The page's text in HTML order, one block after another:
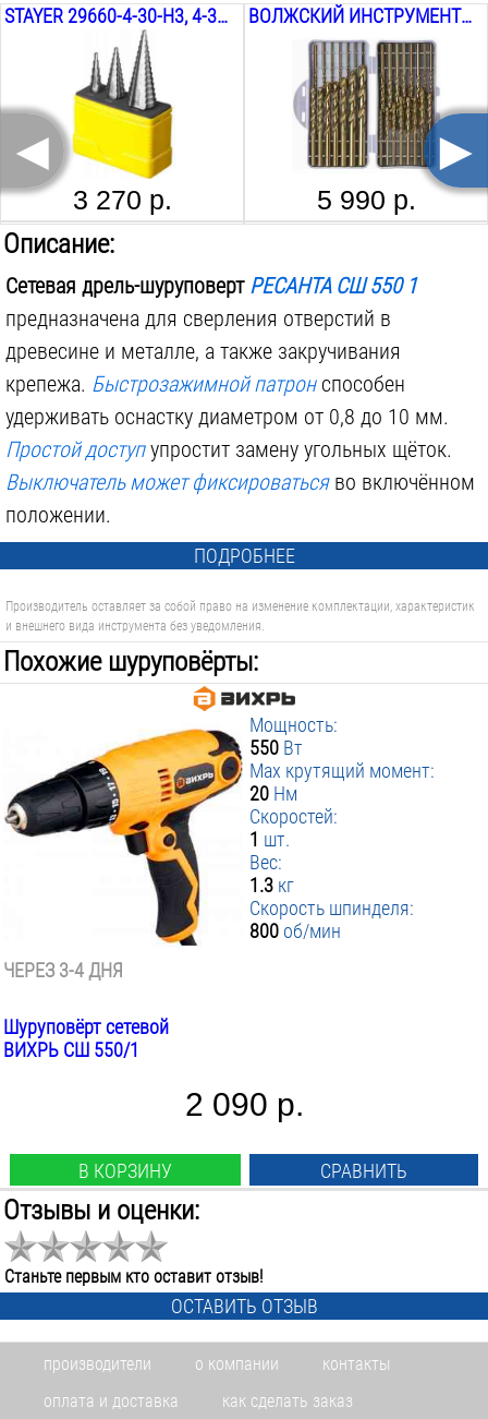
Ударный режим:
нет
Ступеней закручивания:
19шт.
Размер патрона:
10мм
Тип патрона:
быстрозажимной
Наличие подсветки:
есть
Поставляется в:
коробке
Регулировка глубины завинчивания:
STAYER 29660-4-30-Н3, 4-30 ММ
3 270 р.
ВОЛЖСКИЙ ИНСТРУМЕНТ 2201084 УНИВЕРСАЛЬНЫЙ №60, 1-12 ММ
5 990 р.
40 р. 25 р.
◄ ►
Описание:
Сетевая дрель-шуруповерт РЕСАНТА СШ 550 1
предназначена для сверления отверстий в
древесине и металле, а также закручивания
крепежа. Быстрозажимной патронспособен
удерживать оснастку диаметром от 0,8 до 10 мм.
Простой доступупростит замену угольных щёток.
Выключатель может фиксироватьсяво включённом
положении.
ПОДРОБНЕЕ
Производитель оставляет за собой право на изменение комплектации, характеристик
и внешнего вида инструмента без уведомления.
Похожие шуруповёрты:
Мощность:
550 Вт
Max крутящий момент:
20 Нм
Скоростей:
1 шт.
Вес:
1.3 кг
Скорость шпинделя:
800 об/мин
ЧЕРЕЗ 3-4 ДНЯ
Шуруповёрт сетевой
ВИХРЬ СШ 550/1
2 090 р.
В КОРЗИНУ СРАВНИТЬ
Max крутящий момент:
34Нм
Скоростей:
2шт.
Вес:
1.4кг
Отзывы и оценки:
Станьте первым кто оставит отзыв!
ОСТАВИТЬ ОТЗЫВ
производители о компании
контакты
оплата и доставка
как сделать заказ